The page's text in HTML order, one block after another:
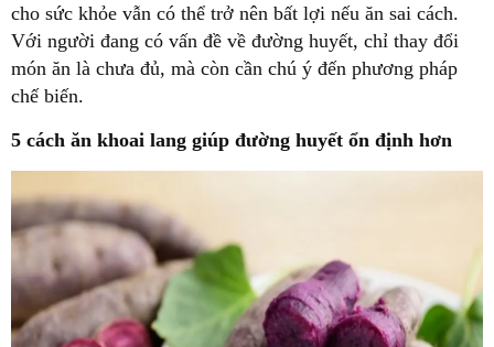
cho sức khỏe vẫn có thể trở nên bất lợi nếu ăn sai cách.
Với người đang có vấn đề về đường huyết, chỉ thay đổi
món ăn là chưa đủ, mà còn cần chú ý đến phương pháp
chế biến.
5 cách ăn khoai lang giúp đường huyết ổn định hơn